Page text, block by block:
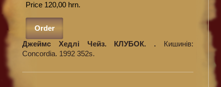
Price 120,00 hrn.
Order
Джеймс Хедлі Чейз. КЛУБОК. . Кишинів:
Concordia. 1992 352s.